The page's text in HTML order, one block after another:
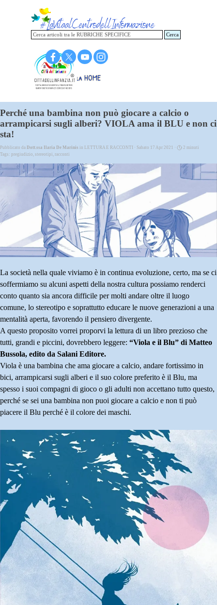
Torna alla HOME
Cerca
Perché una bambina non può giocare a calcio o
arrampicarsi sugli alberi? VIOLA ama il BLU e non ci
sta!
Pubblicato da Dott.ssa Ilaria De Marinis in LETTURA E RACCONTI · Sabato 17 Apr 2021 ·
2 minuti
Tags: pregiudizio, stereotipi, racconti
La società nella quale viviamo è in continua evoluzione, certo, ma se ci
soffermiamo su alcuni aspetti della nostra cultura possiamo renderci
conto quanto sia ancora difficile per molti andare oltre il luogo
comune, lo stereotipo e soprattutto educare le nuove generazioni a una
mentalità aperta, favorendo il pensiero divergente.
A questo proposito vorrei proporvi la lettura di un libro prezioso che
tutti, grandi e piccini, dovrebbero leggere: “Viola e il Blu” di Matteo
Bussola, edito da Salani Editore.
Viola è una bambina che ama giocare a calcio, andare fortissimo in
bici, arrampicarsi sugli alberi e il suo colore preferito è il Blu, ma
spesso i suoi compagni di gioco o gli adulti non accettano tutto questo,
perché se sei una bambina non puoi giocare a calcio e non ti può
piacere il Blu perché è il colore dei maschi.